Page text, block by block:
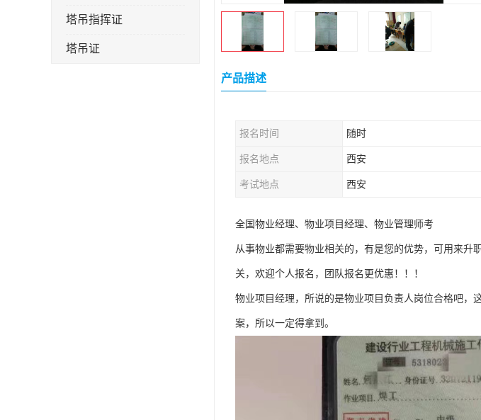
塔吊指挥证
塔吊证
产品描述
报名时间 随时
报名地点 西安
考试地点 西安
全国物业经理、物业项目经理、物业管理师考
从事物业都需要物业相关的，有是您的优势，可用来升
关，欢迎个人报名，团队报名更优惠！！！
物业项目经理，所说的是物业项目负责人岗位合格吧，
案，所以一定得拿到。